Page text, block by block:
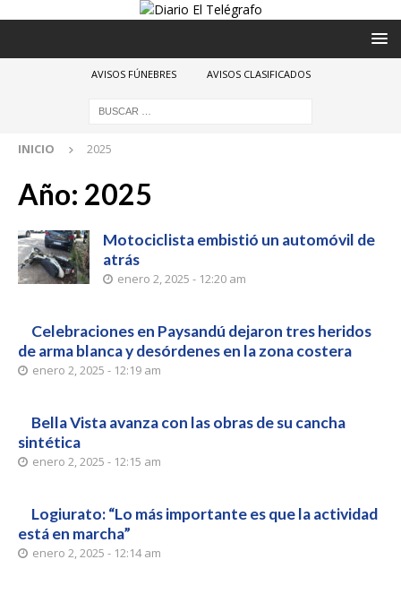
AVISOS FÚNEBRES AVISOS CLASIFICADOS
INICIO 2025
Año: 2025
Motociclista embistió un automóvil de
atrás
enero 2, 2025 - 12:20 am
Celebraciones en Paysandú dejaron tres heridos
de arma blanca y desórdenes en la zona costera
enero 2, 2025 - 12:19 am
Bella Vista avanza con las obras de su cancha
sintética
enero 2, 2025 - 12:15 am
Logiurato: “Lo más importante es que la actividad
está en marcha”
enero 2, 2025 - 12:14 am